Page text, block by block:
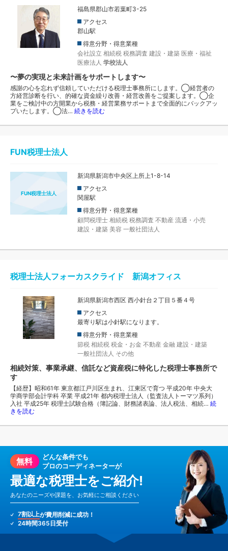
福島県郡山市若葉町3-25
アクセス
郡山駅
得意分野・得意業種
会社設立 相続税 税務調査 建設・建築 医療・福祉
医療法人 学校法人
〜夢の実現と未来計画をサポートします〜
感謝の心を忘れず信頼していただける税理士事務所にします。◯経営者の
方経営診断を行い、的確な資金繰り改善・経営改善をご提案します。◯企
業をご検討中の方開業から税務・経営業務サポートまで全面的にバックアッ
プいたします。◯法… 続きを読む
FUN税理士法人
FUN税理士法人
新潟県新潟市中央区上所上1-8-14
アクセス
関屋駅
得意分野・得意業種
顧問税理士 相続税 税務調査 不動産 流通・小売
建設・建築 美容 一般社団法人
税理士法人フォーカスクライド 新潟オフィス
新潟県新潟市西区 西小針台２丁目５番４号
アクセス
最寄り駅は小針駅になります。
得意分野・得意業種
節税 相続税 税金・お金 不動産 金融 建設・建築
一般社団法人 その他
相続対策、事業承継、信託など資産税に特化した税理士事務所で
す
【経歴】昭和61年 東京都江戸川区生まれ、江東区で育つ 平成20年 中央大
学商学部会計学科 卒業 平成21年 都内税理士法人（監査法人トーマツ系列）
入社 平成25年 税理士試験合格（簿記論、財務諸表論、法人税法、相続… 続
きを読む
無料
どんな条件でも
プロのコーディネーターが
最適な税理士をご紹介!
あなたのニーズや課題を、お気軽にご相談ください
7割以上が費用削減に成功！
24時間365日受付